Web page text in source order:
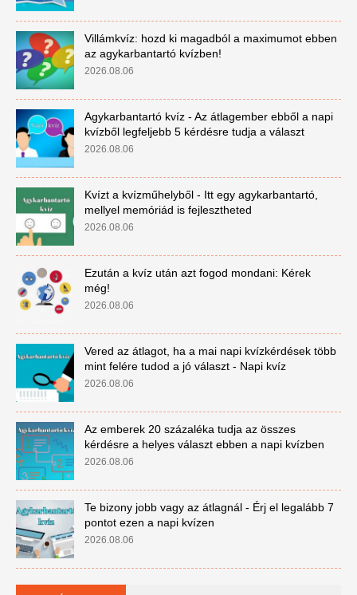
Villámkvíz: hozd ki magadból a maximumot ebben
az agykarbantartó kvízben!
2026.08.06
Agykarbantartó kvíz - Az átlagember ebből a napi
kvízből legfeljebb 5 kérdésre tudja a választ
2026.08.06
Kvízt a kvízműhelyből - Itt egy agykarbantartó,
mellyel memóriád is fejlesztheted
2026.08.06
Ezután a kvíz után azt fogod mondani: Kérek
még!
2026.08.06
Vered az átlagot, ha a mai napi kvízkérdések több
mint felére tudod a jó választ - Napi kvíz
2026.08.06
Az emberek 20 százaléka tudja az összes
kérdésre a helyes választ ebben a napi kvízben
2026.08.06
Te bizony jobb vagy az átlagnál - Érj el legalább 7
pontot ezen a napi kvízen
2026.08.06